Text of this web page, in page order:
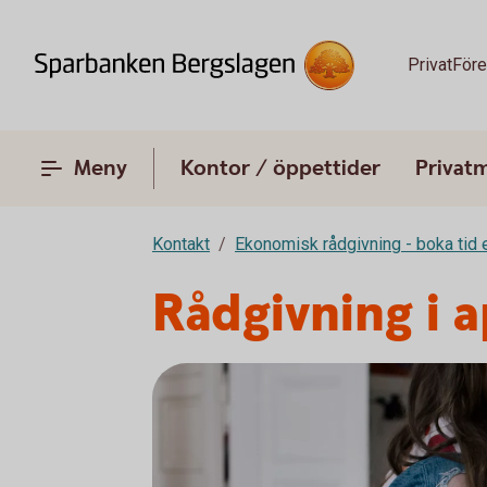
Privat
Meny Kontor / öppettider
Kontakt Ekonomisk rådgivning - boka tid
Rådgivning i